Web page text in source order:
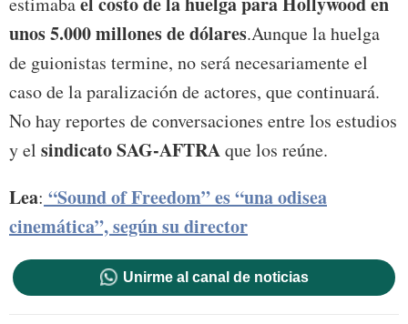
unos 5.000 millones de dólares.Aunque la huelga
de guionistas termine, no será necesariamente el
caso de la paralización de actores, que continuará.
No hay reportes de conversaciones entre los estudios
y el sindicato SAG-AFTRAque los reúne.
Lea: “Sound of Freedom” es “una odisea
cinemática”, según su director
Unirme al canal de noticias